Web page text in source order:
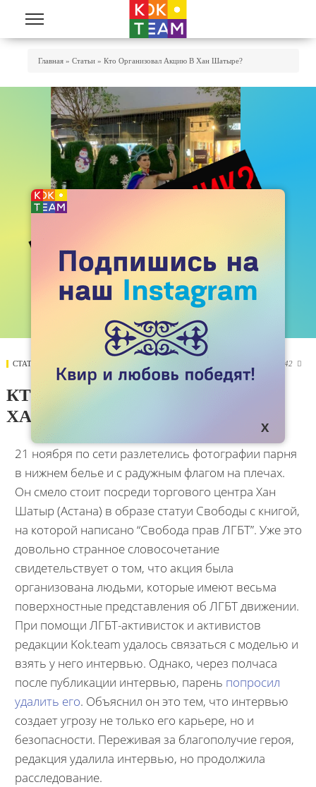
Перейти к основному содержанию
Главная » Статьи » Кто Организовал Акцию В Хан Шатыре?
СТАТЬИ 3942 
КТО ОРГАНИЗОВАЛ АКЦИЮ В
ХАН ШАТЫРЕ?
21 ноября по сети разлетелись фотографии парня
в нижнем белье и с радужным флагом на плечах.
Он смело стоит посреди торгового центра Хан
Шатыр (Астана) в образе статуи Свободы с книгой,
на которой написано “Свобода прав ЛГБТ”. Уже это
довольно странное словосочетание
свидетельствует о том, что акция была
организована людьми, которые имеют весьма
поверхностные представления об ЛГБТ движении.
При помощи ЛГБТ-активисток и активистов
редакции Kok.team удалось связаться с моделью и
взять у него интервью. Однако, через полчаса
после публикации интервью, парень попросил
удалить его. Объяснил он это тем, что интервью
создает угрозу не только его карьере, но и
безопасности. Переживая за благополучие героя,
редакция удалила интервью, но продолжила
расследование.